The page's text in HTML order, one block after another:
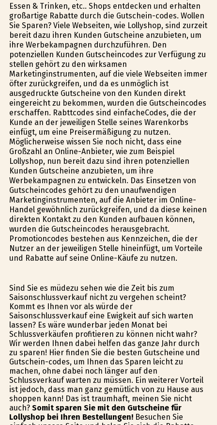
Essen & Trinken, etc.. Shops entdecken und erhalten
großartige Rabatte durch die Gutschein-codes. Wollen
Sie Sparen? Viele Webseiten, wie Lollyshop, sind zurzeit
bereit dazu ihren Kunden Gutscheine anzubieten, um
ihre Werbekampagnen durchzuführen. Den
potenziellen Kunden Gutscheincodes zur Verfügung zu
stellen gehört zu den wirksamen
Marketinginstrumenten, auf die viele Webseiten immer
öfter zurückgreifen, und da es unmöglich ist
ausgedruckte Gutscheine von den Kunden direkt
eingereicht zu bekommen, wurden die Gutscheincodes
erschaffen. Rabttcodes sind einfacheCodes, die der
Kunde an der jeweiligen Stelle seines Warenkorbs
einfügt, um eine Preisermäßigung zu nutzen.
Möglicherweise wissen Sie noch nicht, dass eine
Großzahl an Online-Anbieter, wie zum Beispiel
Lollyshop, nun bereit dazu sind ihren potenziellen
Kunden Gutscheine anzubieten, um ihre
Werbekampagnen zu entwickeln. Das Einsetzen von
Gutscheincodes gehört zu den unaufwendigen
Marketinginstrumenten, auf die Anbieter im Online-
Handel gewöhnlich zurückgreifen, und da diese keinen
direkten Kontakt zu den Kunden aufbauen können,
wurden die Gutscheincodes herausgebracht.
Promotioncodes bestehen aus Kennzeichen, die der
Nutzer an der jeweiligen Stelle hineinfügt, um Vorteile
und Rabatte auf seine Online-Käufe zu nutzen.
Sind Sie es müdezu sehen wie die Zeit bis zum
Saisonschlussverkauf nicht zu vergehen scheint?
Kommt es Ihnen vor als würde der
Saisonschlussverkauf eine Ewigkeit auf sich warten
lassen? Es wäre wunderbar jeden Monat bei
Schlussverkäufen profitieren zu können nicht wahr?
Wir werden Ihnen dabei helfen das ganze Jahr durch
zu sparen! Hier finden Sie die besten Gutscheine und
Gutschein-codes, um Ihnen das Sparen leicht zu
machen, ohne dabei noch länger auf den
Schlussverkauf warten zu müssen. Ein weiterer Vorteil
ist jedoch, dass man ganz gemütlich von zu Hause aus
shoppen kann! Das ist traumhaft, meinen Sie nicht
auch? Somit sparen Sie mit den Gutscheine für
Lollyshop bei Ihren Bestellungen!Besuchen Sie